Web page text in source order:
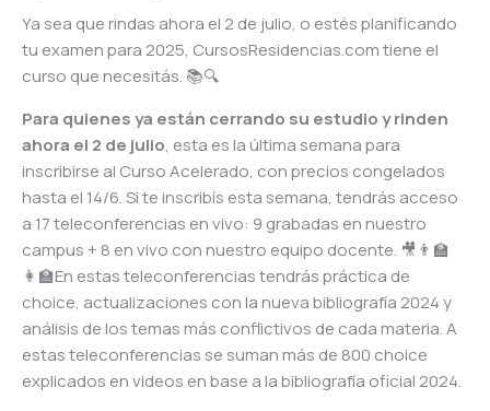
Ya sea que rindas ahora el 2 de julio, o estés planificando
tu examen para 2025, CursosResidencias.com tiene el
curso que necesitás. 📚🔍
Para quienes ya están cerrando su estudio y rinden
ahora el 2 de julio, esta es la última semana para
inscribirse al Curso Acelerado, con precios congelados
hasta el 14/6. Si te inscribís esta semana, tendrás acceso
a 17 teleconferencias en vivo: 9 grabadas en nuestro
campus + 8 en vivo con nuestro equipo docente. 🎥👨‍🏫
👩‍🏫En estas teleconferencias tendrás práctica de
choice, actualizaciones con la nueva bibliografía 2024 y
análisis de los temas más conflictivos de cada materia. A
estas teleconferencias se suman más de 800 choice
explicados en videos en base a la bibliografía oficial 2024.